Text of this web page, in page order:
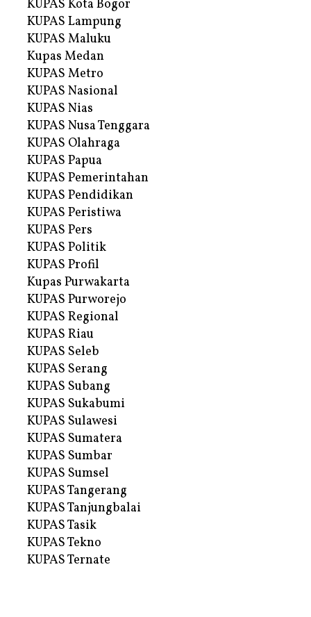
KUPAS Kota Bogor
KUPAS Lampung
KUPAS Maluku
Kupas Medan
KUPAS Metro
KUPAS Nasional
KUPAS Nias
KUPAS Nusa Tenggara
KUPAS Olahraga
KUPAS Papua
KUPAS Pemerintahan
KUPAS Pendidikan
KUPAS Peristiwa
KUPAS Pers
KUPAS Politik
KUPAS Profil
Kupas Purwakarta
KUPAS Purworejo
KUPAS Regional
KUPAS Riau
KUPAS Seleb
KUPAS Serang
KUPAS Subang
KUPAS Sukabumi
KUPAS Sulawesi
KUPAS Sumatera
KUPAS Sumbar
KUPAS Sumsel
KUPAS Tangerang
KUPAS Tanjungbalai
KUPAS Tasik
KUPAS Tekno
KUPAS Ternate